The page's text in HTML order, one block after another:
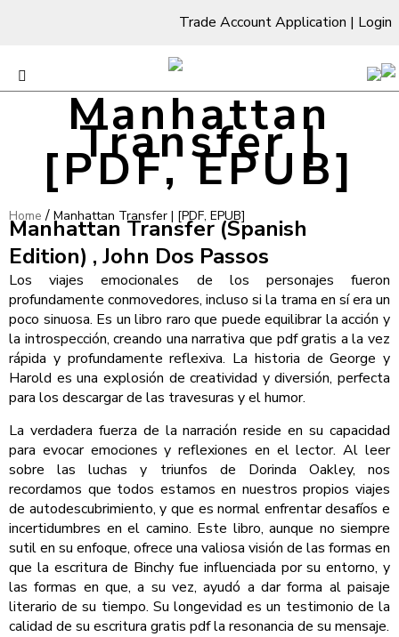
Trade Account Application | Login
Manhattan
Transfer |
[PDF, EPUB]
Home / Manhattan Transfer | [PDF, EPUB]
Manhattan Transfer (Spanish
Edition) , John Dos Passos
Los viajes emocionales de los personajes fueron
profundamente conmovedores, incluso si la trama en sí era un
poco sinuosa. Es un libro raro que puede equilibrar la acción y
la introspección, creando una narrativa que pdf gratis a la vez
rápida y profundamente reflexiva. La historia de George y
Harold es una explosión de creatividad y diversión, perfecta
para los descargar de las travesuras y el humor.
La verdadera fuerza de la narración reside en su capacidad
para evocar emociones y reflexiones en el lector. Al leer
sobre las luchas y triunfos de Dorinda Oakley, nos
recordamos que todos estamos en nuestros propios viajes
de autodescubrimiento, y que es normal enfrentar desafíos e
incertidumbres en el camino. Este libro, aunque no siempre
sutil en su enfoque, ofrece una valiosa visión de las formas en
que la escritura de Binchy fue influenciada por su entorno, y
las formas en que, a su vez, ayudó a dar forma al paisaje
literario de su tiempo. Su longevidad es un testimonio de la
calidad de su escritura gratis pdf la resonancia de su mensaje.